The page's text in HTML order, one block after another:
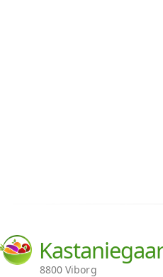
8800 Viborg